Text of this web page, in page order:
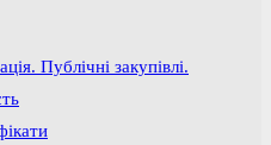
Публічні закупівлі.